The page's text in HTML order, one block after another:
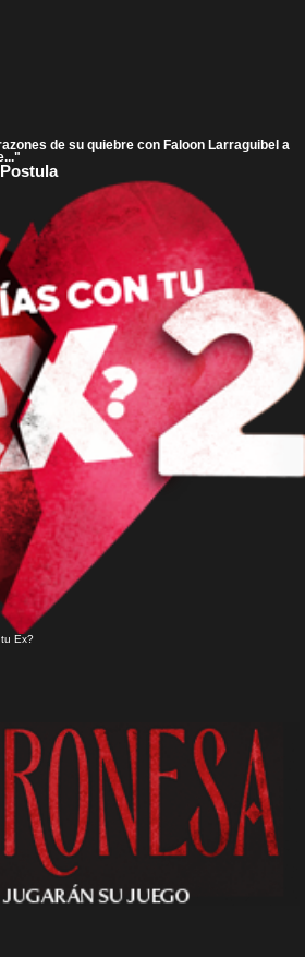
de su quiebre con Faloon Larraguibel a
Ex?